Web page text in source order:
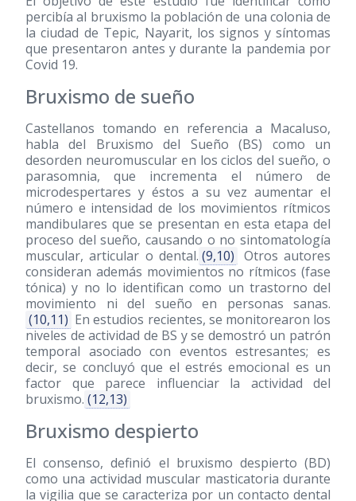
percibía al bruxismo la población de una colonia de
la ciudad de Tepic, Nayarit, los signos y síntomas
que presentaron antes y durante la pandemia por
Covid 19.
Bruxismo de sueño
Castellanos tomando en referencia a Macaluso,
habla del Bruxismo del Sueño (BS) como un
desorden neuromuscular en los ciclos del sueño, o
parasomnia, que incrementa el número de
microdespertares y éstos a su vez aumentar el
número e intensidad de los movimientos rítmicos
mandibulares que se presentan en esta etapa del
proceso del sueño, causando o no sintomatología
muscular, articular o dental. (9,10) Otros autores
consideran además movimientos no rítmicos (fase
tónica) y no lo identifican como un trastorno del
movimiento ni del sueño en personas sanas.
(10,11) En estudios recientes, se monitorearon los
niveles de actividad de BS y se demostró un patrón
temporal asociado con eventos estresantes; es
decir, se concluyó que el estrés emocional es un
factor que parece influenciar la actividad del
bruxismo. (12,13)
Bruxismo despierto
El consenso, definió el bruxismo despierto (BD)
como una actividad muscular masticatoria durante
la vigilia que se caracteriza por un contacto dental